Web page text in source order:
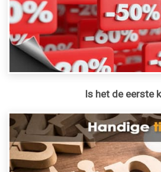
Is het de eerste